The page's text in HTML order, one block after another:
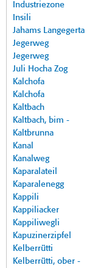
Industriezone
Insili
Jahams Langegerta
Jegerweg
Jegerweg
Juli Hocha Zog
Kalchofa
Kalchofa
Kaltbach
Kaltbach, bim -
Kaltbrunna
Kanal
Kanalweg
Kaparalateil
Kaparalenegg
Kappili
Kappiliacker
Kappiliwegli
Kapuzinerzipfel
Kelberrütti
Kelberrütti, ober -